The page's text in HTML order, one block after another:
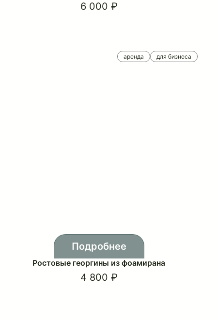
6 000 ₽
аренда для бизнеса
Подробнее
Ростовые георгины из фоамирана
4 800 ₽